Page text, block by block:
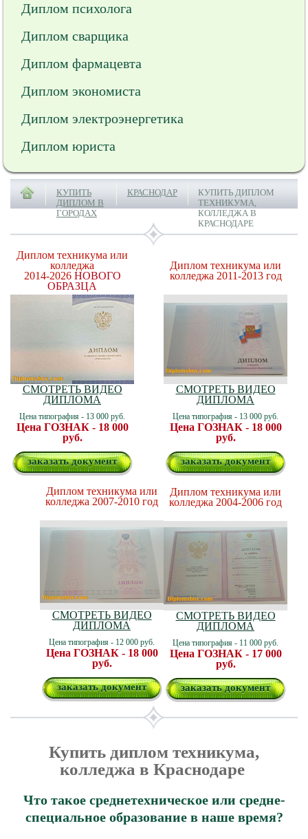
Диплом психолога
Диплом сварщика
Диплом фармацевта
Диплом экономиста
Диплом электроэнергетика
Диплом юриста
КУПИТЬ
ДИПЛОМ В
ГОРОДАХ
КРАСНОДАР
КУПИТЬ ДИПЛОМ
ТЕХНИКУМА,
КОЛЛЕДЖА В
КРАСНОДАРЕ
Диплом техникума или
колледжа
2014-2026 НОВОГО
ОБРАЗЦА
СМОТРЕТЬ ВИДЕО
ДИПЛОМА
Цена типография - 13 000 руб.
Цена ГОЗНАК - 18 000
руб.
заказать документ
Диплом техникума или
колледжа 2011-2013 год
СМОТРЕТЬ ВИДЕО
ДИПЛОМА
Цена типография - 13 000 руб.
Цена ГОЗНАК - 18 000
руб.
заказать документ
Диплом техникума или
колледжа 2007-2010 год
СМОТРЕТЬ ВИДЕО
ДИПЛОМА
Цена типография - 12 000 руб.
Цена ГОЗНАК - 18 000
руб.
заказать документ
Диплом техникума или
колледжа 2004-2006 год
СМОТРЕТЬ ВИДЕО
ДИПЛОМА
Цена типография - 11 000 руб.
Цена ГОЗНАК - 17 000
руб.
заказать документ
Купить диплом техникума,
колледжа в Краснодаре
Что такое среднетехническое или средне-
специальное образование в наше время?